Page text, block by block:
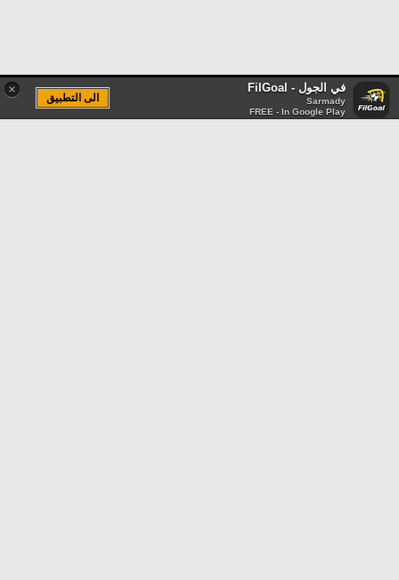
× في الجول - FilGoal
Sarmady
FREE - In Google Play
الى التطبيق